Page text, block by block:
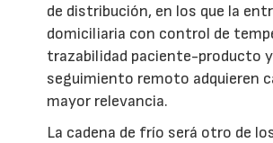
de distribución, en los que la
domiciliaria con control de
trazabilidad paciente-producto
seguimiento remoto adquieren
mayor relevancia.
La cadena de frío será otro de